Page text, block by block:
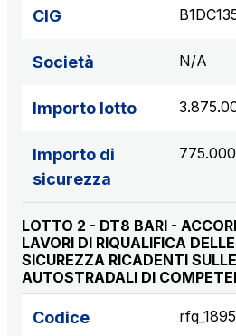
CIG
Società N/A
Importo lotto
Importo di
sicurezza
LOTTO 2 - DT8 BARI -
LAVORI DI RIQUALIFICA
SICUREZZA RICADENTI
AUTOSTRADALI DI
Codice